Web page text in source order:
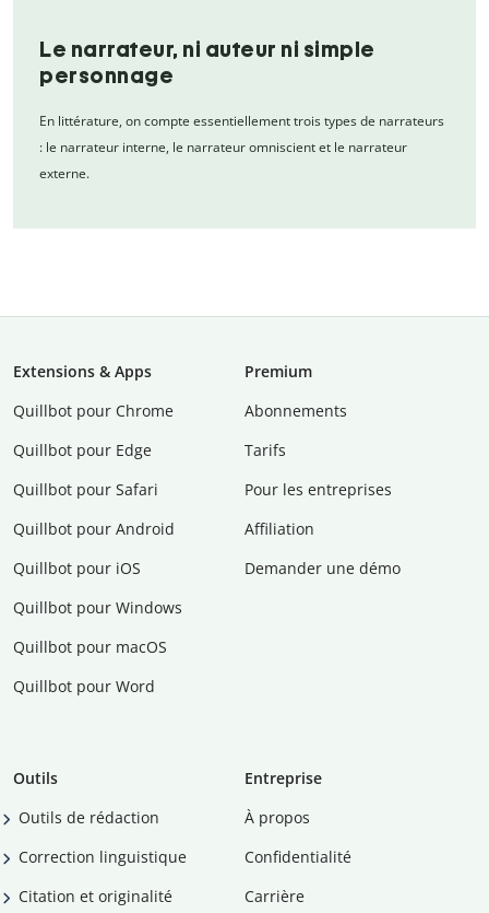
Le narrateur, ni auteur ni simple
personnage
En littérature, on compte essentiellement trois types de narrateurs
: le narrateur interne, le narrateur omniscient et le narrateur
externe.
Extensions & Apps
Quillbot pour Chrome
Quillbot pour Edge
Quillbot pour Safari
Quillbot pour Android
Quillbot pour iOS
Quillbot pour Windows
Quillbot pour macOS
Quillbot pour Word
Premium
Abonnements
Tarifs
Pour les entreprises
Affiliation
Demander une démo
Outils
Outils de rédaction
Correction linguistique
Citation et originalité
Entreprise
À propos
Confidentialité
Carrière